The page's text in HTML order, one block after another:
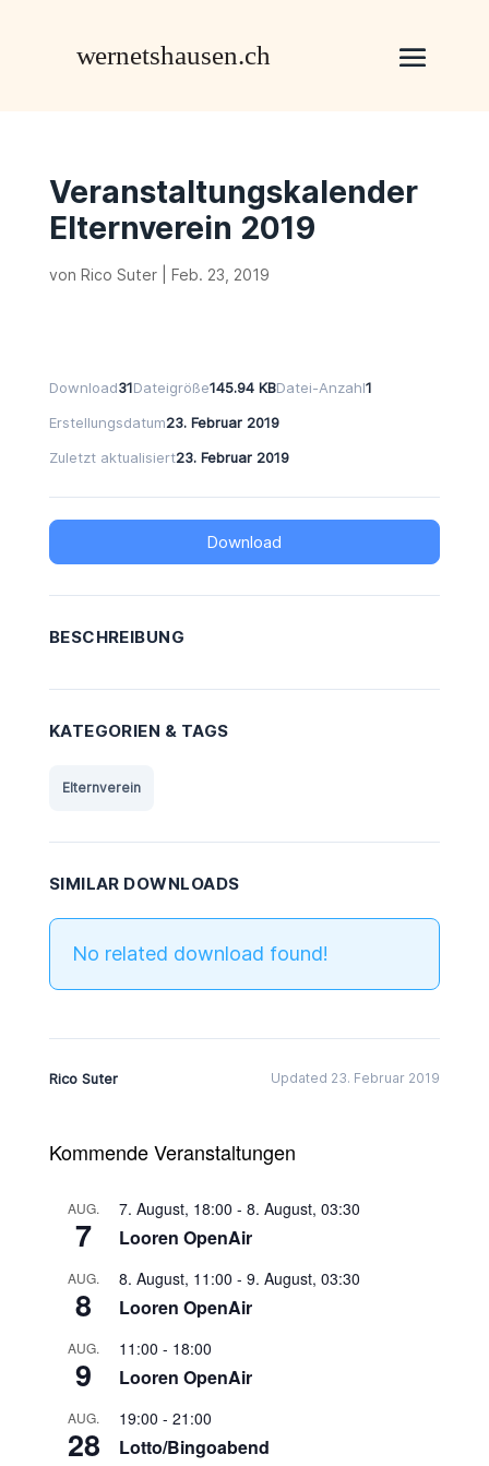
Veranstaltungskalender
Elternverein 2019
von Rico Suter| Feb. 23, 2019
Download31Dateigröße145.94 KBDatei-Anzahl1
Erstellungsdatum23. Februar 2019
Zuletzt aktualisiert23. Februar 2019
Download
BESCHREIBUNG
KATEGORIEN & TAGS
Elternverein
SIMILAR DOWNLOADS
No related download found!
Rico Suter Updated 23. Februar 2019
Kommende Veranstaltungen
AUG.
7
7. August, 18:00 - 8. August, 03:30
Looren OpenAir
AUG.
8
8. August, 11:00 - 9. August, 03:30
Looren OpenAir
AUG.
9
11:00 - 18:00
Looren OpenAir
AUG.
28
19:00 - 21:00
Lotto/Bingoabend